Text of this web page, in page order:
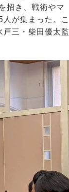
招き、戦術やマ
が集まった。こ
三・柴田優太監